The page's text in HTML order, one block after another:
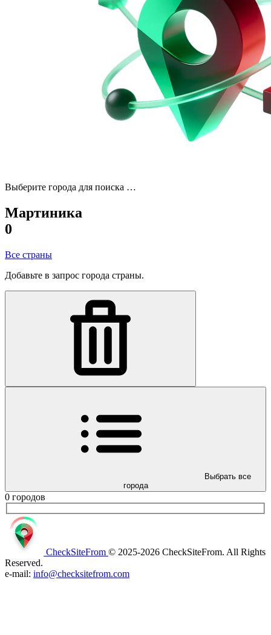
Выберите города для поиска …
Мартиника
0
Все страны
Добавьте в запрос города страны.
Выбрать все
города
0 городов
CheckSiteFrom © 2025-2026 CheckSiteFrom. All Rights
Reserved.
e-mail: info@checksitefrom.com